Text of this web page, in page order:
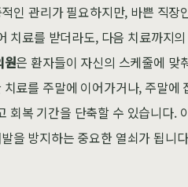
인 관리가 필요하지만, 바쁜 직장
치료를 받더라도, 다음 치료까지
원은 환자들이 자신의 스케줄에 맞
료를 주말에 이어가거나, 주말에
회복 기간을 단축할 수 있습니다.
을 방지하는 중요한 열쇠가 됩니